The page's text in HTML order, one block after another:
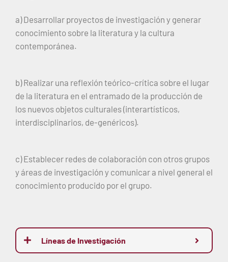
a) Desarrollar proyectos de investigación y generar
conocimiento sobre la literatura y la cultura
contemporánea.
b) Realizar una reflexión teórico-crítica sobre el lugar
de la literatura en el entramado de la producción de
los nuevos objetos culturales (interartísticos,
interdisciplinarios, de-genéricos).
c) Establecer redes de colaboración con otros grupos
y áreas de investigación y comunicar a nivel general el
conocimiento producido por el grupo.
Líneas de Investigación